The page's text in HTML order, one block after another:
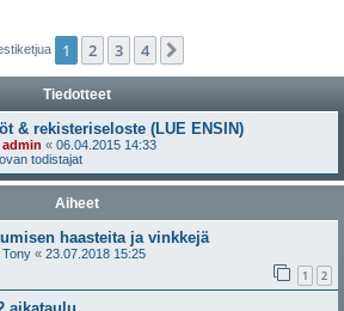
1 2 3 4
Tiedotteet
& rekisteriseloste (LUE ENSIN)
admin « 06.04.2015 14:33
todistajat
Aiheet
haasteita ja vinkkejä
Tony « 23.07.2018 15:25
1 2